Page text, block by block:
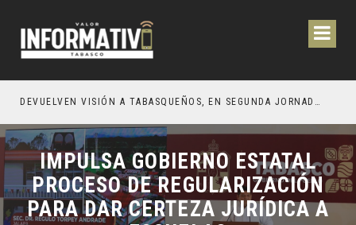
DEVUELVEN VISIÓN A TABASQUEÑOS, EN SEGUNDA JORNADA DE CIRUGÍA DE CATARATAS 2026
IMPULSA GOBIERNO ESTATAL
PROCESO DE REGULARIZACIÓN
PARA DAR CERTEZA JURÍDICA A